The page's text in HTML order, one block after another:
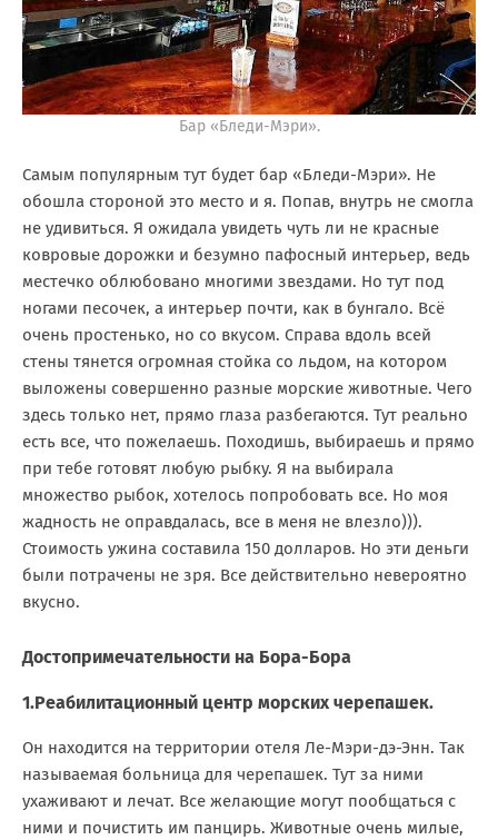
Бар «Бледи-Мэри».
Самым популярным тут будет бар «Бледи-Мэри». Не
обошла стороной это место и я. Попав, внутрь не смогла
не удивиться. Я ожидала увидеть чуть ли не красные
ковровые дорожки и безумно пафосный интерьер, ведь
местечко облюбовано многими звездами. Но тут под
ногами песочек, а интерьер почти, как в бунгало. Всё
очень простенько, но со вкусом. Справа вдоль всей
стены тянется огромная стойка со льдом, на котором
выложены совершенно разные морские животные. Чего
здесь только нет, прямо глаза разбегаются. Тут реально
есть все, что пожелаешь. Походишь, выбираешь и прямо
при тебе готовят любую рыбку. Я на выбирала
множество рыбок, хотелось попробовать все. Но моя
жадность не оправдалась, все в меня не влезло))).
Стоимость ужина составила 150 долларов. Но эти деньги
были потрачены не зря. Все действительно невероятно
вкусно.
Достопримечательности на Бора-Бора
1.Реабилитационный центр морских черепашек.
Он находится на территории отеля Ле-Мэри-дэ-Энн. Так
называемая больница для черепашек. Тут за ними
ухаживают и лечат. Все желающие могут пообщаться с
ними и почистить им панцирь. Животные очень милые,